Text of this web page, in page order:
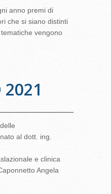
anno premi di
che si siano distinti
vengono
al dott. ing.
e clinica
Angela